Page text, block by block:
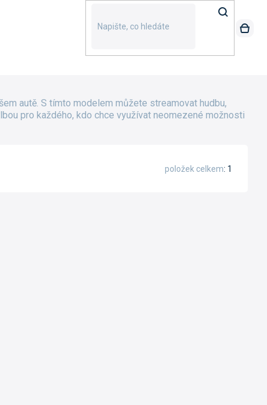
autě. S tímto modelem můžete streamovat hudbu,
pro každého, kdo chce využívat neomezené možnosti
1
položek celkem